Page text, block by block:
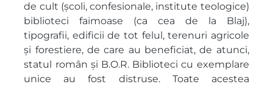
de cult (școli, confesionale, institute teologice)
biblioteci faimoase (ca cea de la Blaj),
tipografii, edificii de tot felul, terenuri agricole
și forestiere, de care au beneficiat, de atunci,
statul român și B.O.R. Biblioteci cu exemplare
unice au fost distruse. Toate acestea